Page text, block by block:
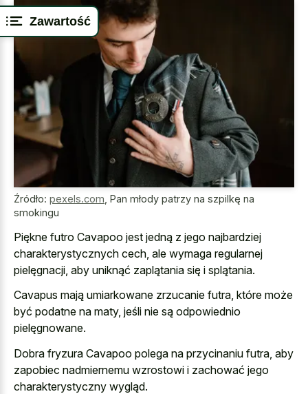
Zawartość
Źródło: pexels.com Pan młody patrzy na szpilkę na
smokingu
Piękne futro Cavapoo jest jedną z jego najbardziej
charakterystycznych cech, ale wymaga regularnej
pielęgnacji, aby uniknąć zaplątania się i splątania.
Cavapus mają umiarkowane zrzucanie futra, które może
być podatne na maty, jeśli nie są odpowiednio
pielęgnowane.
Dobra fryzura Cavapoo polega na przycinaniu futra, aby
zapobiec nadmiernemu wzrostowi i zachować jego
charakterystyczny wygląd.